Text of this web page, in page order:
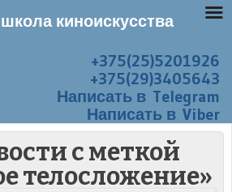
+375(25)5201926
+375(29)3405643
Написать в Telegram
Написать в Viber
с меткой
телосложение»
киноискусства